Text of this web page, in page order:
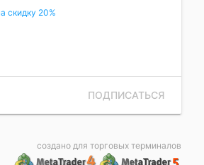
скидку 20%
ПОДПИСАТЬСЯ
создано для торговых терминалов